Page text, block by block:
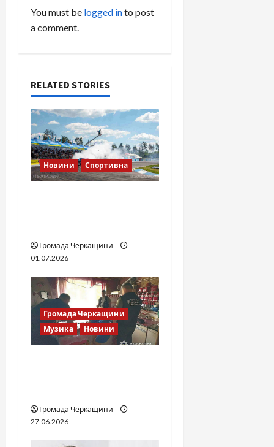
v
i
a
t
i
o
You must be logged into post
a comment.
RELATED STORIES
Новини Спортивна
Громада Черкащини
01.07.2026
Громада Черкащини
Музика
Новини
Громада Черкащини
27.06.2026